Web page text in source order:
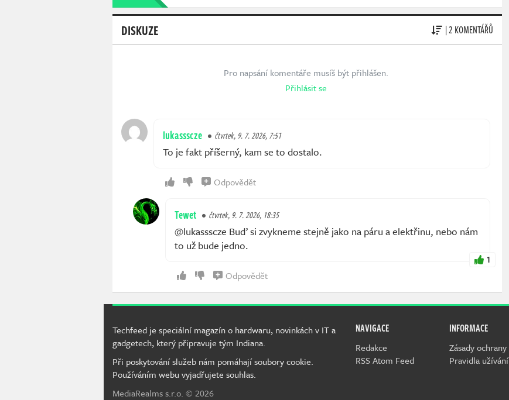
DISKUZE | 2 KOMENTÁŘŮ
Pro napsání komentáře musíš být přihlášen.
Přihlásit se
lukassscze čtvrtek, 9. 7. 2026, 7:51
To je fakt příšerný, kam se to dostalo.
Odpovědět
Tewet čtvrtek, 9. 7. 2026, 18:35
@lukassscze Buď si zvykneme stejně jako na páru a elektřinu, nebo nám
to už bude jedno.
1
Odpovědět
NAVIGACE
Redakce
RSS Atom Feed
INFORMACE
Zásady ochrany
Pravidla užívání
Techfeed je speciální magazín o hardwaru, novinkách v IT a
gadgetech, který připravuje tým Indiana.
Při poskytování služeb nám pomáhají soubory cookie.
Používáním webu vyjadřujete souhlas.
MediaRealms s.r.o. © 2026